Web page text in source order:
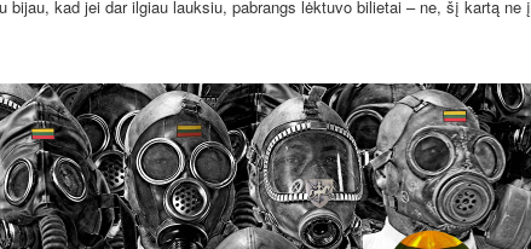
bijau, kad jei dar ilgiau lauksiu, pabrangs lėktuvo bilietai – ne, šį kartą ne į